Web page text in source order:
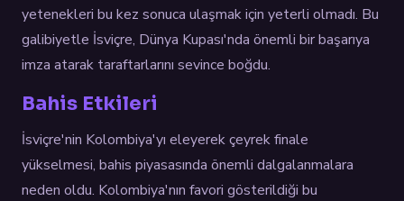
yetenekleri bu kez sonuca ulaşmak için yeterli olmadı. Bu
galibiyetle İsviçre, Dünya Kupası'nda önemli bir başarıya
imza atarak taraftarlarını sevince boğdu.
Bahis Etkileri
İsviçre'nin Kolombiya'yı eleyerek çeyrek finale
yükselmesi, bahis piyasasında önemli dalgalanmalara
neden oldu. Kolombiya'nın favori gösterildiği bu